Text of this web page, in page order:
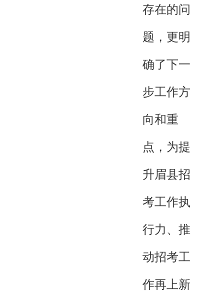
存在的问
题，更明
确了下一
步工作方
向和重
点，为提
升眉县招
考工作执
行力、推
动招考工
作再上新